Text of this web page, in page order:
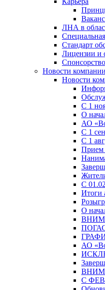
ЛНА в
Стандарт
Лицензии и
Новости компании
Новости
С 1
О
АО
С 1
С 1
Прием
С
Итоги
О
АО
С